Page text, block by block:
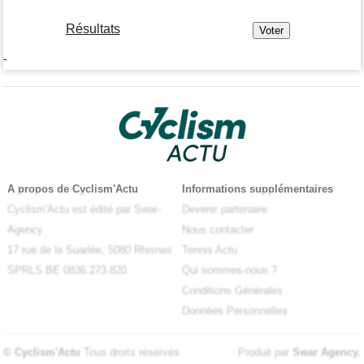
Résultats
-
A propos de Cyclism'Actu
Cyclism'Actu est édité par Swar-
Agency
17 rue de la Suarlée, 5080 Rhisnes
SPRLS BE 0836.273.820
Informations supplémentaires
Devenir partenaire
Nous contacter
Tennis Actu
Qui sommes-nous ?
Conditions Générales
Données Personnelles
© Cyclism'Actu Tous droits réservés Produit par Swar Agency.